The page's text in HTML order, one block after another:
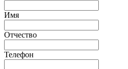
Имя
Отчество
Телефон